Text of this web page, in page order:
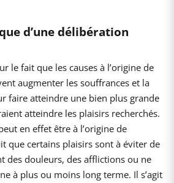
d’une délibération
le fait que les causes à l’origine de
augmenter les souffrances et la
faire atteindre une bien plus grande
atteindre les plaisirs recherchés.
en effet être à l’origine de
que certains plaisirs sont à éviter de
des douleurs, des afflictions ou ne
à plus ou moins long terme. Il s’agit